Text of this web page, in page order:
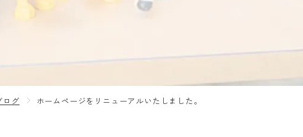
ログ ホームページをリニューアルいたしました。